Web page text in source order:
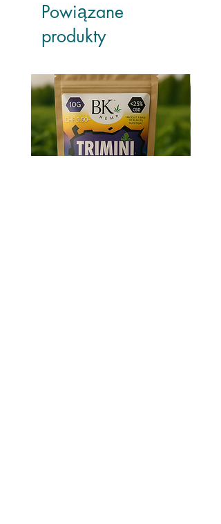
équilibrée et à un mode de vie sain.
• Ne pas dépasser la dose
conseillée. • Ne pas utiliser pendant
la grossesse et l’allaitement et chez
Conserver à l’abri de toute source de
chaleur et de la lumière.
Tenir hors de portée des jeunes
enfants. Ne pas dépasser la dose
conseillée. Un complément
Powiązane
produkty